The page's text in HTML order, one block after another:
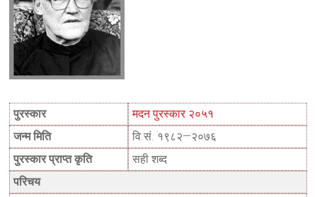
पुरस्कार
मदन पुरस्कार २०५१
जन्म मिति
वि.सं. १९८२—२०७६
पुरस्कार प्राप्त कृति
सही शब्द
परिचय